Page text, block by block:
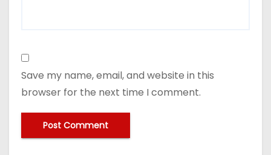
Save my name, email, and website in this
browser for the next time I comment.